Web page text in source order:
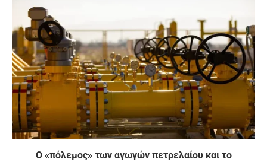
Ο «πόλεμος» των αγωγών πετρελαίου και το